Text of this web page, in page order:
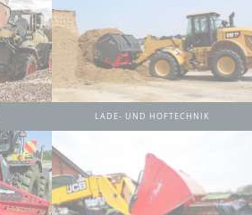
LADE- UND HOFTECHNIK